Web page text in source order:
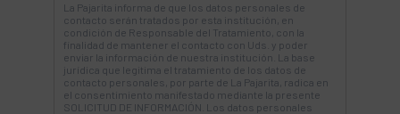
La Pajarita informa de que los datos personales de
contacto serán tratados por esta institución, en
condición de Responsable del Tratamiento, con la
finalidad de mantener el contacto con Uds. y poder
enviar la información de nuestra institución. La base
jurídica que legitima el tratamiento de los datos de
contacto personales, por parte de La Pajarita, radica en
el consentimiento manifestado mediante la presente
SOLICITUD DE INFORMACIÓN. Los datos personales